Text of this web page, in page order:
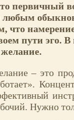
первичный
любым
что
пути эго.
– это
Нужно